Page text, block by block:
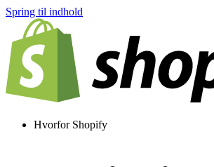
Spring til indhold
Hvorfor Shopify